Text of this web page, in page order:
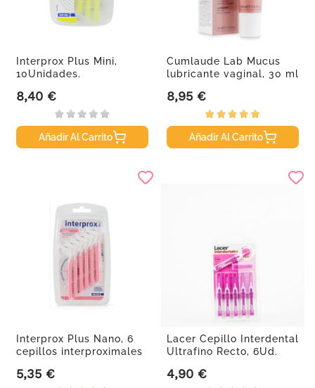
Interprox Plus Mini,
10Unidades.
Precio
8,40 €
Añadir Al Carrito
Cumlaude Lab Mucus
lubricante vaginal, 30 ml
Precio
8,95 €
Añadir Al Carrito
Interprox Plus Nano, 6
cepillos interproximales
Precio
5,35 €
Lacer Cepillo Interdental
Ultrafino Recto, 6Ud.
Precio
4,90 €